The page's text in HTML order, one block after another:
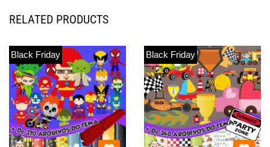
RELATED PRODUCTS
Black Friday Black Friday